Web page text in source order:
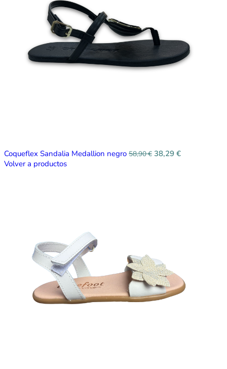
Coqueflex Sandalia Medallion negro 58,90€ 38,29 €
Volver a productos